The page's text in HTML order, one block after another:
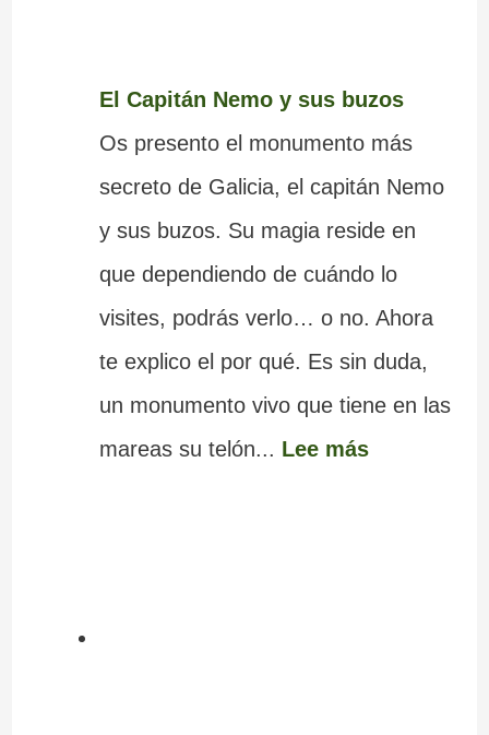
El Capitán Nemo y sus buzos
Os presento el monumento más
secreto de Galicia, el capitán Nemo
y sus buzos. Su magia reside en
que dependiendo de cuándo lo
visites, podrás verlo… o no. Ahora
te explico el por qué. Es sin duda,
un monumento vivo que tiene en las
mareas su telón... Lee más